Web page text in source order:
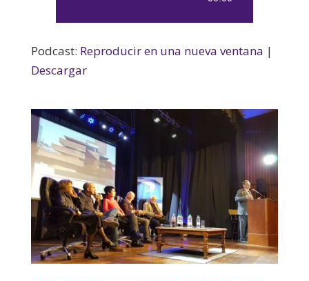
Podcast: Reproducir en una nueva ventana |
Descargar